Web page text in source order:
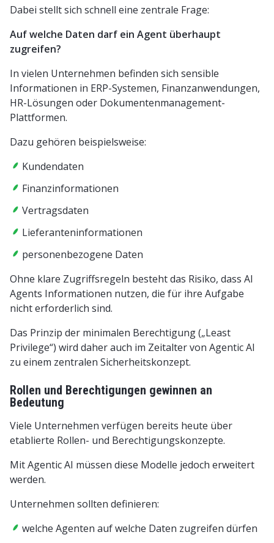
Dabei stellt sich schnell eine zentrale Frage:
Auf welche Daten darf ein Agent überhaupt
zugreifen?
In vielen Unternehmen befinden sich sensible
Informationen in ERP-Systemen, Finanzanwendungen,
HR-Lösungen oder Dokumentenmanagement-
Plattformen.
Dazu gehören beispielsweise:
Kundendaten
Finanzinformationen
Vertragsdaten
Lieferanteninformationen
personenbezogene Daten
Ohne klare Zugriffsregeln besteht das Risiko, dass AI
Agents Informationen nutzen, die für ihre Aufgabe
nicht erforderlich sind.
Das Prinzip der minimalen Berechtigung („Least
Privilege“) wird daher auch im Zeitalter von Agentic AI
zu einem zentralen Sicherheitskonzept.
Rollen und Berechtigungen gewinnen an
Bedeutung
Viele Unternehmen verfügen bereits heute über
etablierte Rollen- und Berechtigungskonzepte.
Mit Agentic AI müssen diese Modelle jedoch erweitert
werden.
Unternehmen sollten definieren:
welche Agenten auf welche Daten zugreifen dürfen